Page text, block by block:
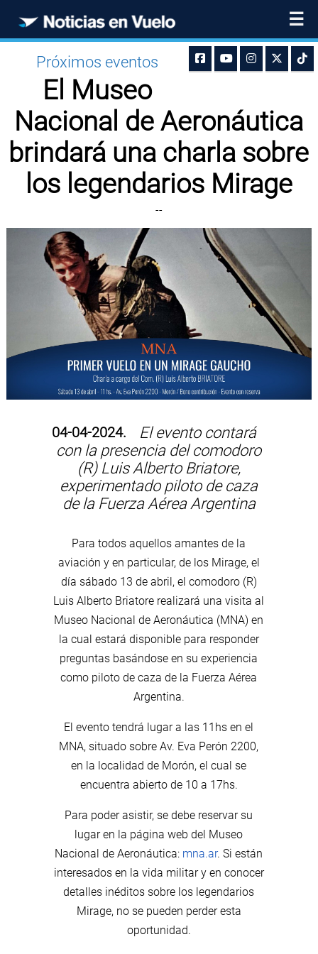
☰
Próximos eventos
El Museo
Nacional de Aeronáutica
brindará una charla sobre
los legendarios Mirage
--
04-04-2024.
El evento contará
con la presencia del comodoro
(R) Luis Alberto Briatore,
experimentado piloto de caza
de la Fuerza Aérea Argentina
Para todos aquellos amantes de la
aviación y en particular, de los Mirage, el
día sábado 13 de abril, el comodoro (R)
Luis Alberto Briatore realizará una visita al
Museo Nacional de Aeronáutica (MNA) en
la cual estará disponible para responder
preguntas basándose en su experiencia
como piloto de caza de la Fuerza Aérea
Argentina.
El evento tendrá lugar a las 11hs en el
MNA, situado sobre Av. Eva Perón 2200,
en la localidad de Morón, el cual se
encuentra abierto de 10 a 17hs.
Para poder asistir, se debe reservar su
lugar en la página web del Museo
Nacional de Aeronáutica: mna.ar. Si están
interesados en la vida militar y en conocer
detalles inéditos sobre los legendarios
Mirage, no se pueden perder esta
oportunidad.